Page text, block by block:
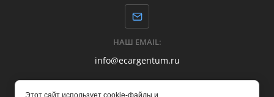
НАШ EMAIL:
info@ecargentum.ru
Этот сайт использует cookie-файлы и